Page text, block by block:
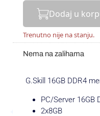
Dodaj u
Trenutno nije na stanju.
Nema na zalihama
G.Skill 16GB DDR4
PC/Server 16GB
2x8GB